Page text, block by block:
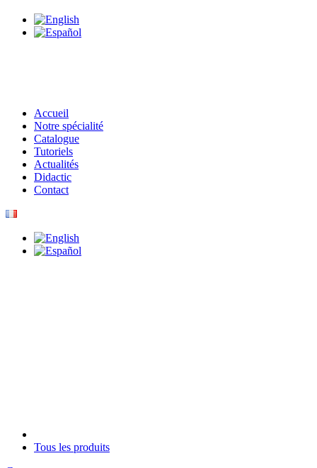
Accueil
Notre spécialité
Catalogue
Tutoriels
Actualités
Didactic
Contact
Tous les produits